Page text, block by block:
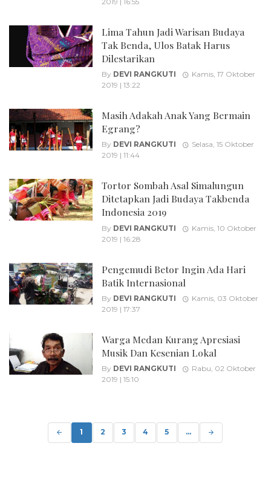
Lima Tahun Jadi Warisan Budaya
Tak Benda, Ulos Batak Harus
Dilestarikan
By DEVI RANGKUTI
Kamis, 17 Oktober
2019 | 13:22
Masih Adakah Anak Yang Bermain
Egrang?
By DEVI RANGKUTI
Selasa, 15 Oktober
2019 | 11:44
Tortor Sombah Asal Simalungun
Ditetapkan Jadi Budaya Takbenda
Indonesia 2019
By DEVI RANGKUTI
Kamis, 10 Oktober
2019 | 16:28
Pengemudi Betor Ingin Ada Hari
Batik Internasional
By DEVI RANGKUTI
Kamis, 03 Oktober
2019 | 17:37
Warga Medan Kurang Apresiasi
Musik Dan Kesenian Lokal
By DEVI RANGKUTI
Rabu, 02 Oktober
2019 | 15:10
navigation
1 2 3 4 5 ...